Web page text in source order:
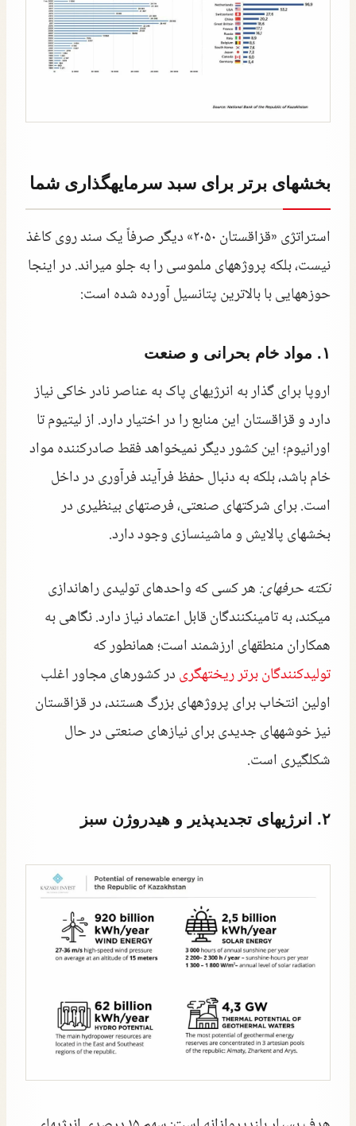
بخشهای برتر برای سبد سرمایهگذاری شما
استراتژی «قزاقستان ۲۰۵۰» دیگر صرفاً یک سند روی کاغذ
نیست، بلکه پروژههای ملموسی را به جلو میراند. در اینجا
حوزههایی با بالاترین پتانسیل آورده شده است:
۱. مواد خام بحرانی و صنعت
اروپا برای گذار به انرژیهای پاک به عناصر نادر خاکی نیاز
دارد و قزاقستان این منابع را در اختیار دارد. از لیتیوم تا
اورانیوم؛ این کشور دیگر نمیخواهد فقط صادرکننده مواد
خام باشد، بلکه به دنبال حفظ فرآیند فرآوری در داخل
است. برای شرکتهای صنعتی، فرصتهای بینظیری در
بخشهای پالایش و ماشینسازی وجود دارد.
نکته حرفهای:هر کسی که واحدهای تولیدی راهاندازی
میکند، به تامینکنندگان قابل اعتماد نیاز دارد. نگاهی به
همکاران منطقهای ارزشمند است؛ همانطور که
تولیدکنندگان برتر ریختهگریدر کشورهای مجاور اغلب
اولین انتخاب برای پروژههای بزرگ هستند، در قزاقستان
نیز خوشههای جدیدی برای نیازهای صنعتی در حال
شکلگیری است.
۲. انرژیهای تجدیدپذیر و هیدروژن سبز